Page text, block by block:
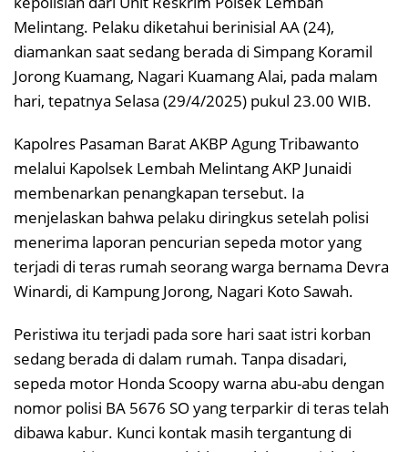
Melintang. Pelaku diketahui berinisial AA (24),
diamankan saat sedang berada di Simpang Koramil
Jorong Kuamang, Nagari Kuamang Alai, pada malam
hari, tepatnya Selasa (29/4/2025) pukul 23.00 WIB.
Kapolres Pasaman Barat AKBP Agung Tribawanto
melalui Kapolsek Lembah Melintang AKP Junaidi
membenarkan penangkapan tersebut. Ia
menjelaskan bahwa pelaku diringkus setelah polisi
menerima laporan pencurian sepeda motor yang
terjadi di teras rumah seorang warga bernama Devra
Winardi, di Kampung Jorong, Nagari Koto Sawah.
Peristiwa itu terjadi pada sore hari saat istri korban
sedang berada di dalam rumah. Tanpa disadari,
sepeda motor Honda Scoopy warna abu-abu dengan
nomor polisi BA 5676 SO yang terparkir di teras telah
dibawa kabur. Kunci kontak masih tergantung di